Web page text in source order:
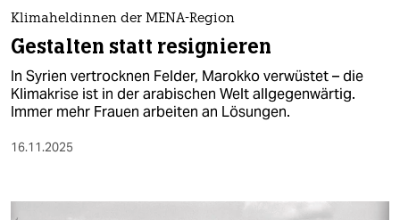
Klimaheldinnen der MENA-Region
Gestalten statt resignieren
In Syrien vertrocknen Felder, Marokko verwüstet – die
Klimakrise ist in der arabischen Welt allgegenwärtig.
Immer mehr Frauen arbeiten an Lösungen.
16.11.2025